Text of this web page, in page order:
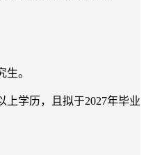
。
上学历，且拟于2027年毕业